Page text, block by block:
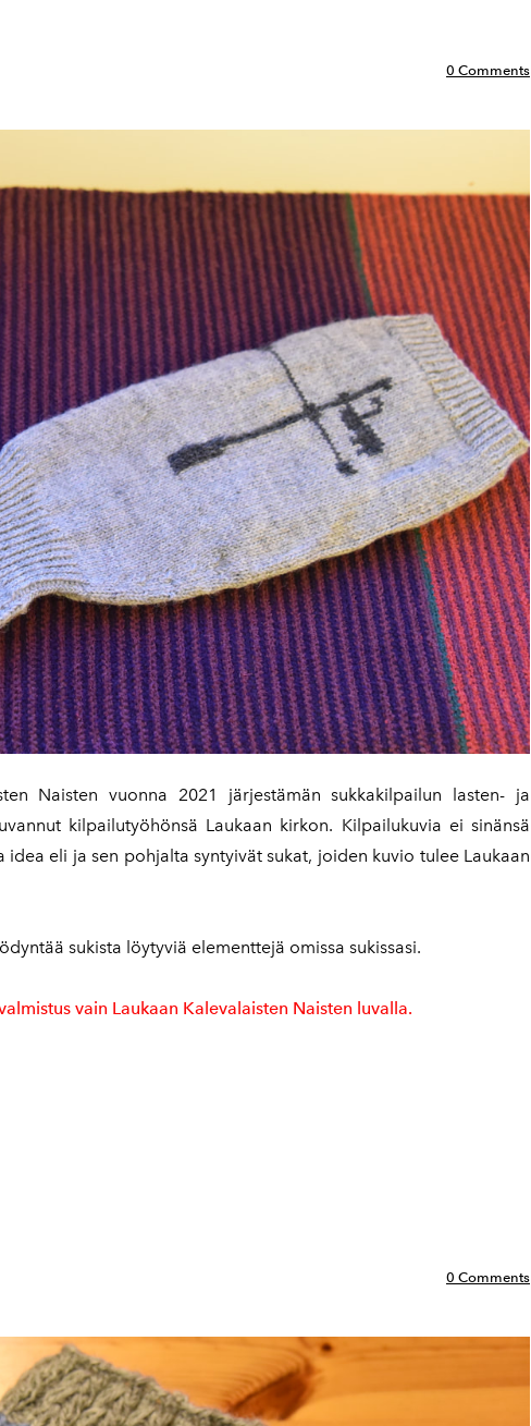
0 Comments
Naisten vuonna 2021 järjestämän sukkakilpailun lasten- ja
kilpailutyöhönsä Laukaan kirkon. Kilpailukuvia ei sinänsä
eli ja sen pohjalta syntyivät sukat, joiden kuvio tulee Laukaan
sukista löytyviä elementtejä omissa sukissasi.
vain Laukaan Kalevalaisten Naisten luvalla.
0 Comments